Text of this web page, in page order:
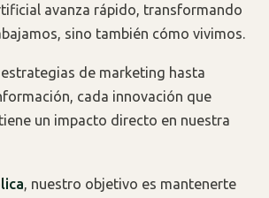
avanza rápido, transformando
sino también cómo vivimos.
de marketing hasta
cada innovación que
un impacto directo en nuestra
, nuestro objetivo es mantenerte